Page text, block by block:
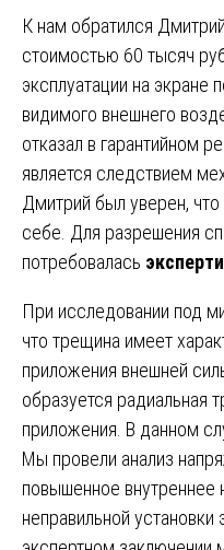
К нам обратился
стоимостью 60 тысяч
эксплуатации на экране
видимого внешнего
отказал в гарантийном
является следствием
Дмитрий был уверен,
себе. Для разрешения
потребовалась
При исследовании под
что трещина имеет
приложения внешней
образуется радиальная
приложения. В данном
Мы провели анализ
повышенное внутреннее
неправильной установки